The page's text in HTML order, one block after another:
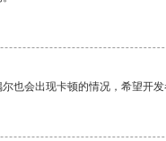
也会出现卡顿的情况，希望开发